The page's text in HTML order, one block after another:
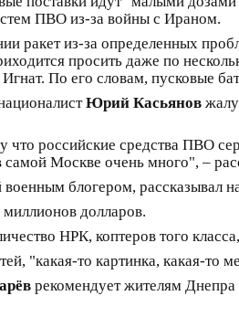
ПВО из-за войны с Ираном.
ракет из-за определенных
просить даже по
По его словам, пусковые
Юрий Касьянов
российские средства ПВО
Москве очень много", –
военным блогером, рассказывал
долларов.
НРК, коптеров того
"какая-то картинка, какая-
рекомендует жителям